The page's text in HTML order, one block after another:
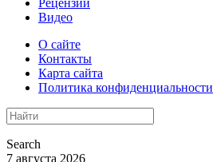
Рецензии
Видео
О сайте
Контакты
Карта сайта
Политика конфиденциальности
Search
7 августа 2026